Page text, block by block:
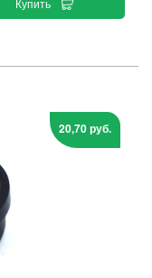
Купить
20,70 руб.